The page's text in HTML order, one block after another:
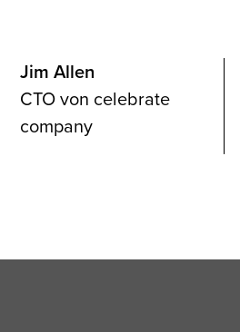
Jim Allen
CTO von celebrate
company